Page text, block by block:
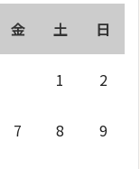
金 土 日
1 2
7 8 9